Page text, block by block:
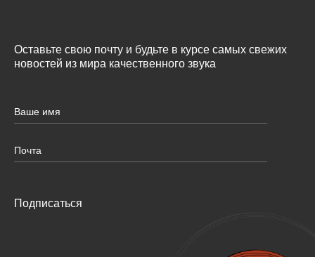
Оставьте свою почту и будьте в курсе самых свежих
новостей из мира качественного звука
Подписаться